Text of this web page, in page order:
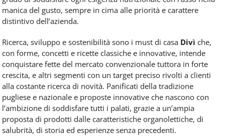
manica del gusto, sempre in cima alle priorità e carattere
distintivo dell’azienda.
Ricerca, sviluppo e sostenibilità sono i must di casa Divì che,
con forme, concetti e ricette classiche e innovative, intende
conquistare fette del mercato convenzionale tuttora in forte
crescita, e altri segmenti con un target preciso rivolti a clienti
alla costante ricerca di novità. Panificati della tradizione
pugliese e nazionale e proposte innovative che nascono con
l’ambizione di soddisfare tutti i palati, grazie a un’ampia
proposta di prodotti dalle caratteristiche organolettiche, di
salubrità, di storia ed esperienze senza precedenti.